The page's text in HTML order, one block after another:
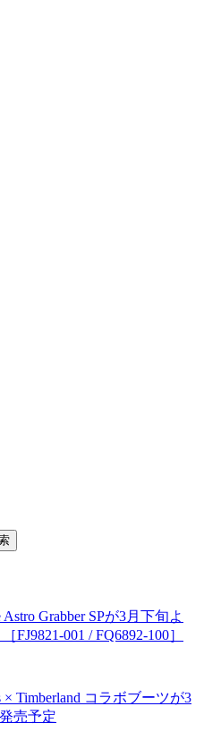
Grabber SPが3月下旬よ
FJ9821-001 / FQ6892-100］
× Timberland コラボブーツが3
売予定